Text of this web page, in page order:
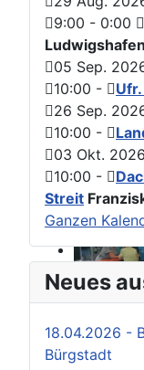
9:00 - 0:00
Ludwigshafen
05 Sep.
10:00 -
26 Sep.
10:00 -
03 Okt. 2026
10:00 -
Streit
Ganzen
Neues
18.04.2026 -
Bürgstadt